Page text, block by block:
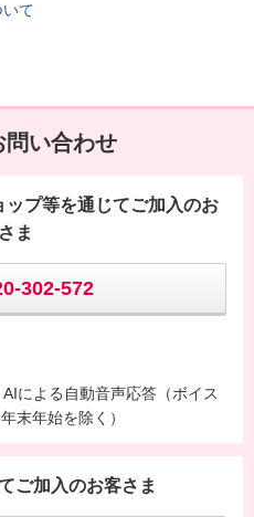
て
問い合わせ
プ等を通じてご加入のお
ま
302-572
による自動音声応答（ボイス
末年始を除く）
ご加入のお客さま